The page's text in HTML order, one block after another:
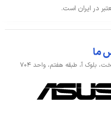
در ایران است.
ما
بلوک آ، طبقه هفتم، واحد ۷۰۴